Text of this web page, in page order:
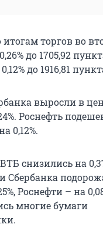
торгов во
до 1705,92
до 1916,81
выросли в
Роснефть
0,12%.
снизились на
Сбербанка
Роснефти – на
многие бумаги